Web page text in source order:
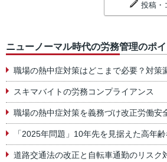
投稿・
ニューノーマル時代の労務管理のポ
職場の熱中症対策はどこまで必要？対策
スキマバイトの労務コンプライアンス
職場の熱中症対策を義務づけ改正労働安
「2025年問題」10年先を見据えた高年
道路交通法の改正と自転車通勤のリスク